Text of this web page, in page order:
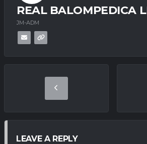
REAL BALOMPEDICA
JM-ADM
LEAVE A REPLY